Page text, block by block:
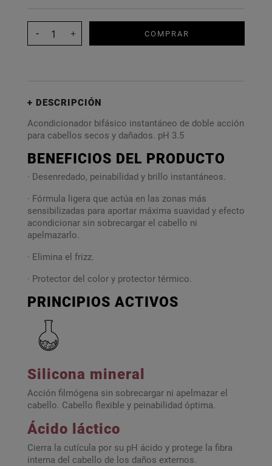
COMPRAR
DESCRIPCIÓN
Acondicionador bifásico instantáneo de doble acción
para cabellos secos y dañados. pH 3.5
BENEFICIOS DEL PRODUCTO
· Desenredado, peinabilidad y brillo instantáneos.
· Fórmula ligera que actúa en las zonas más
sensibilizadas para aportar máxima suavidad y efecto
acondicionar sin sobrecargar el cabello ni
apelmazarlo.
· Elimina el frizz.
· Protector del color y protector térmico.
PRINCIPIOS ACTIVOS
Silicona mineral
Acción filmógena sin sobrecargar ni apelmazar el
cabello. Cabello flexible y peinabilidad óptima.
Ácido láctico
Cierra la cutícula por su pH ácido y protege la fibra
interna del cabello de los daños externos.